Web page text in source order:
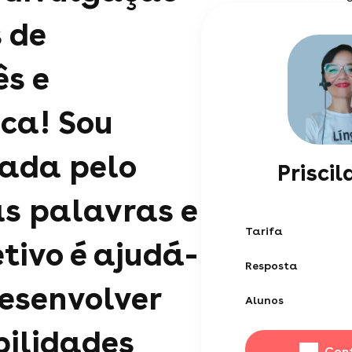
Tarifa
Resposta
Alunos
e
Sou
pelo
palavras e
é ajudá-